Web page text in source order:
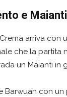
e
arriva con
che la partita
un Maianti in
Barwuah con